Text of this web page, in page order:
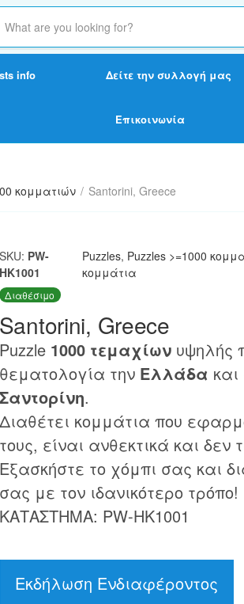
info Δείτε την συλλογή μας
Επικοινωνία
κομματιών / Santorini, Greece
SKU: PW-
HK1001
Puzzles, Puzzles >=1000
κομμάτια
Διαθέσιμο
Santorini, Greece
Puzzle 1000 τεμαχίωνυψηλής
θεματολογία την Ελλάδα
Σαντορίνη.
Διαθέτει κομμάτια που
τους, είναι ανθεκτικά και δεν
Εξασκήστε το χόμπι σας και
σας με τον ιδανικότερο τρόπο!
ΚΑΤΑΣΤΗΜΑ: PW-HK1001
Εκδήλωση Ενδιαφέροντος